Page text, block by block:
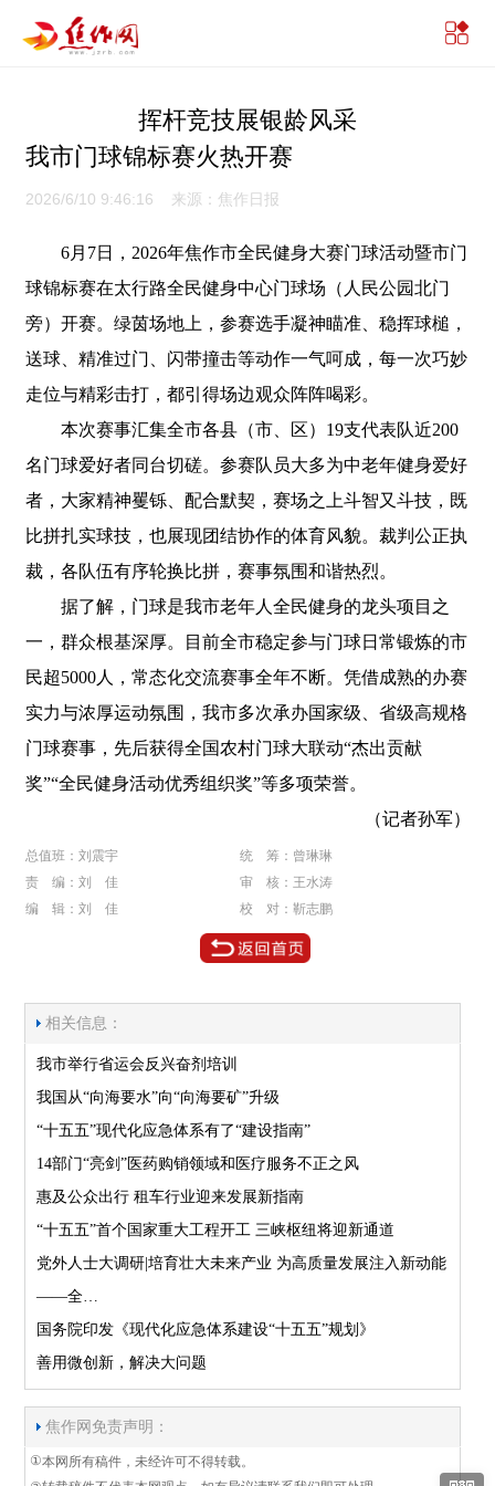
挥杆竞技展银龄风采
我市门球锦标赛火热开赛
2026/6/10 9:46:16 来源：焦作日报
6月7日，2026年焦作市全民健身大赛门球活动暨市门
球锦标赛在太行路全民健身中心门球场（人民公园北门
旁）开赛。绿茵场地上，参赛选手凝神瞄准、稳挥球槌，
送球、精准过门、闪带撞击等动作一气呵成，每一次巧妙
走位与精彩击打，都引得场边观众阵阵喝彩。
本次赛事汇集全市各县（市、区）19支代表队近200
名门球爱好者同台切磋。参赛队员大多为中老年健身爱好
者，大家精神矍铄、配合默契，赛场之上斗智又斗技，既
比拼扎实球技，也展现团结协作的体育风貌。裁判公正执
裁，各队伍有序轮换比拼，赛事氛围和谐热烈。
据了解，门球是我市老年人全民健身的龙头项目之
一，群众根基深厚。目前全市稳定参与门球日常锻炼的市
民超5000人，常态化交流赛事全年不断。凭借成熟的办赛
实力与浓厚运动氛围，我市多次承办国家级、省级高规格
门球赛事，先后获得全国农村门球大联动“杰出贡献
奖”“全民健身活动优秀组织奖”等多项荣誉。
（记者孙军）
总值班：刘震宇
统 筹：曾琳琳
责 编：刘 佳
审 核：王水涛
编 辑：刘 佳
校 对：靳志鹏
相关信息：
我市举行省运会反兴奋剂培训
我国从“向海要水”向“向海要矿”升级
“十五五”现代化应急体系有了“建设指南”
14部门“亮剑”医药购销领域和医疗服务不正之风
惠及公众出行 租车行业迎来发展新指南
“十五五”首个国家重大工程开工 三峡枢纽将迎新通道
党外人士大调研|培育壮大未来产业 为高质量发展注入新动能
——全…
国务院印发《现代化应急体系建设“十五五”规划》
善用微创新，解决大问题
焦作网免责声明：
①本网所有稿件，未经许可不得转载。